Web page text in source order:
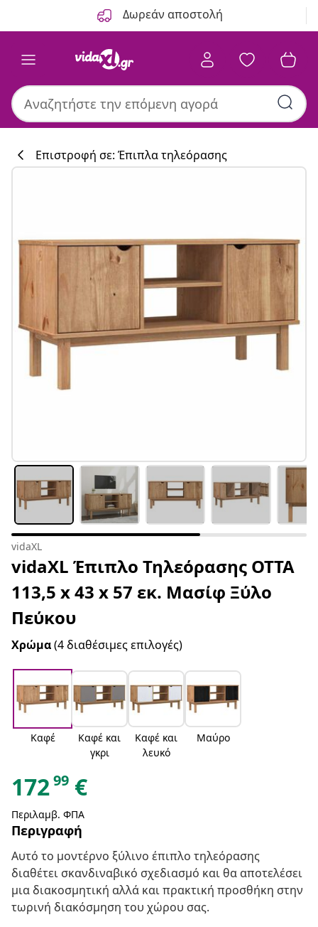
Δωρεάν αποστολή
#sharemevidaxl
Επιστροφή σε: Έπιπλα τηλεόρασης
vidaXL
vidaXL Έπιπλο Τηλεόρασης OTTA
113,5 x 43 x 57 εκ. Μασίφ Ξύλο
Πεύκου
Χρώμα(4 διαθέσιμες επιλογές)
Καφέ
Καφέ και
γκρι
Καφέ και
λευκό
Μαύρο
17299 €
Περιλαμβ. ΦΠΑ
Περιγραφή
Αυτό το μοντέρνο ξύλινο έπιπλο τηλεόρασης
διαθέτει σκανδιναβικό σχεδιασμό και θα αποτελέσει
μια διακοσμητική αλλά και πρακτική προσθήκη στην
τωρινή διακόσμηση του χώρου σας.